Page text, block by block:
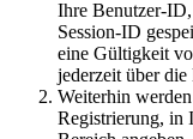
Ihre Benutzer-
Session-ID
eine Gültigkeit
jederzeit über
Weiterhin
Registrierung, in